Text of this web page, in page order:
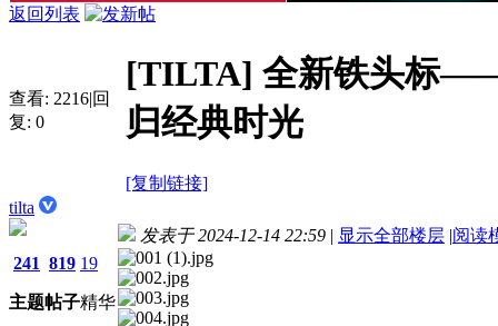
返回列表
查看: 2216|回
复: 0
[TILTA] 全新铁头标
归经典时光
[复制链接]
tilta
241
主题
819
帖子
19
精华
发表于 2024-12-14 22:59 | 显示全部楼层 |阅读